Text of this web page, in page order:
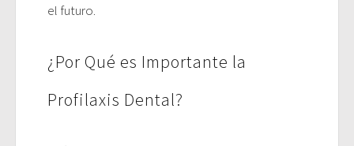
el futuro.
¿Por Qué es Importante la
Profilaxis Dental?